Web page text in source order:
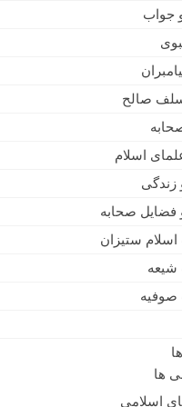
جواب
صالح
اسلام
زندگی
فضایل صحابه
ستیزان
شیعه
صوفیه
ها
اسلامی